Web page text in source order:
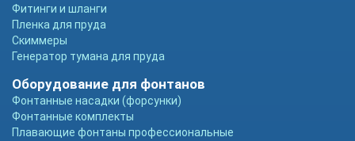
Фитинги и шланги
Пленка для пруда
Скиммеры
Генератор тумана для пруда
Оборудование для фонтанов
Фонтанные насадки (форсунки)
Фонтанные комплекты
Плавающие фонтаны профессиональные